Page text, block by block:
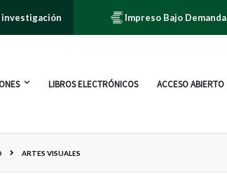
Impreso Bajo Demanda
LIBROS ELECTRÓNICOS ACCESO ABIERTO
ARTES VISUALES